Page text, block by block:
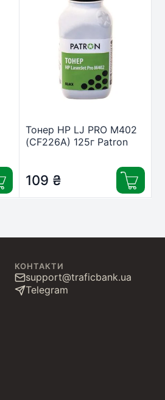
Тонер HP LJ PRO M402
(CF226A) 125г Patron
109 ₴
КОНТАКТИ
support@traficbank.ua
Telegram